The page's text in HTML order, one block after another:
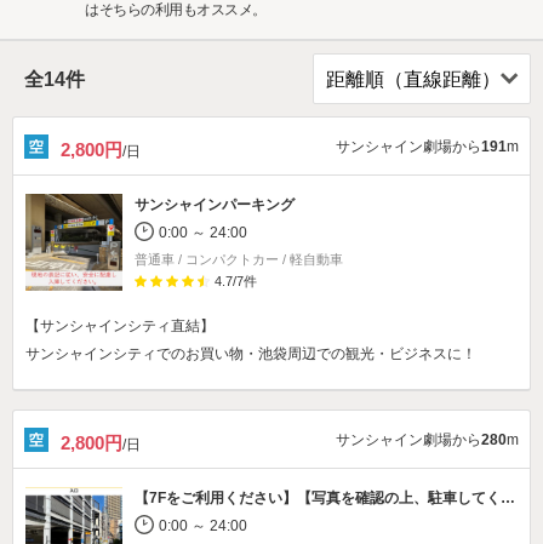
はそちらの利用もオススメ。
全14件
2,800円/日 サンシャイン劇場から191m
サンシャインパーキング
0:00 ～ 24:00
普通車 / コンパクトカー / 軽自動車
4.7/7件
【サンシャインシティ直結】
サンシャインシティでのお買い物・池袋周辺での観光・ビジネスに！
2,800円/日 サンシャイン劇場から280m
【7Fをご利用ください】【写真を確認の上、駐車してください】
0:00 ～ 24:00